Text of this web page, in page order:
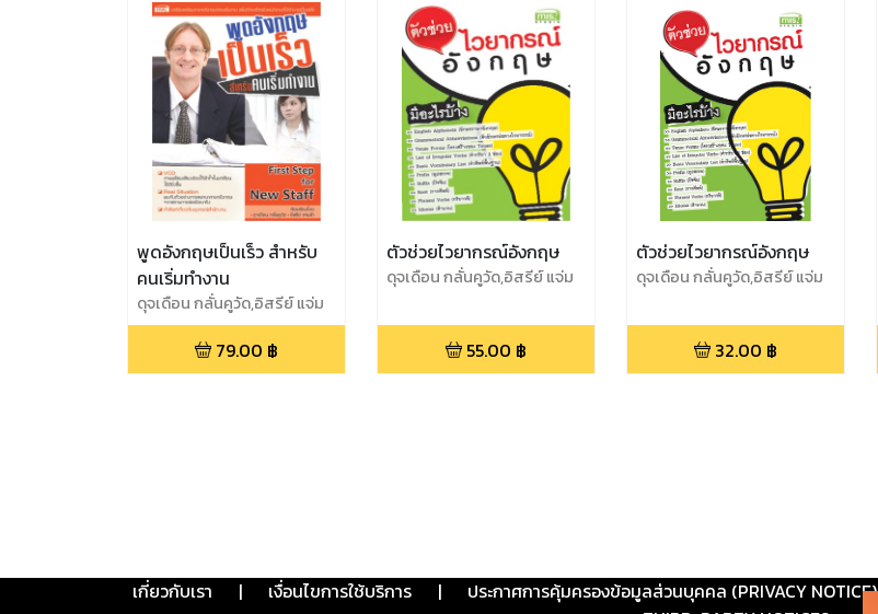
พูดอังกฤษเป็นเร็ว สำหรับ
คนเริ่มทำงาน
ดุจเดือน กลั่นคูวัด,อิสรีย์ แจ่ม
ขำ
79.00 ฿
ตัวช่วยไวยากรณ์อังกฤษ
ดุจเดือน กลั่นคูวัด,อิสรีย์ แจ่ม
55.00 ฿
ตัวช่วยไวยากรณ์อังกฤษ
ดุจเดือน กลั่นคูวัด,อิสรีย์ แจ่ม
32.00 ฿
เกี่ยวกับเรา | เงื่อนไขการใช้บริการ | ประกาศการคุ้มครองข้อมูลส่วนบุคคล (PRIVACY NOTICE)